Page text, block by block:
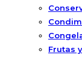
Frutas